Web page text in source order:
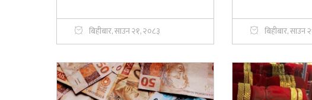
बिहीबार, साउन २१, २०८३ बिहीबार, साउन